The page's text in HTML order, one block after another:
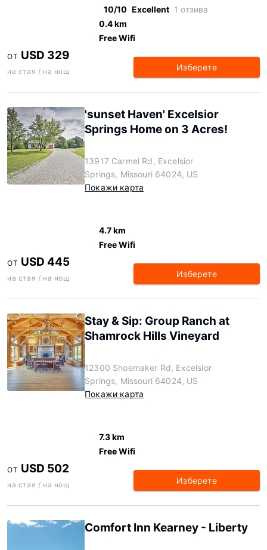
10/10 Excellent 1 отзива
0.4 km
Free Wifi
ОТ USD 329
на стая / на нощ Изберете
'sunset Haven' Excelsior
Springs Home on 3 Acres!
13917 Carmel Rd, Excelsior
Springs, Missouri 64024, US
Покажи карта
4.7 km
Free Wifi
ОТ USD 445
на стая / на нощ Изберете
Stay & Sip: Group Ranch at
Shamrock Hills Vineyard
12300 Shoemaker Rd, Excelsior
Springs, Missouri 64024, US
Покажи карта
7.3 km
Free Wifi
ОТ USD 502
на стая / на нощ Изберете
Comfort Inn Kearney - Liberty